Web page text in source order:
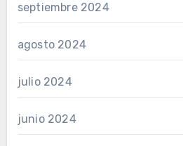
septiembre 2024
agosto 2024
julio 2024
junio 2024